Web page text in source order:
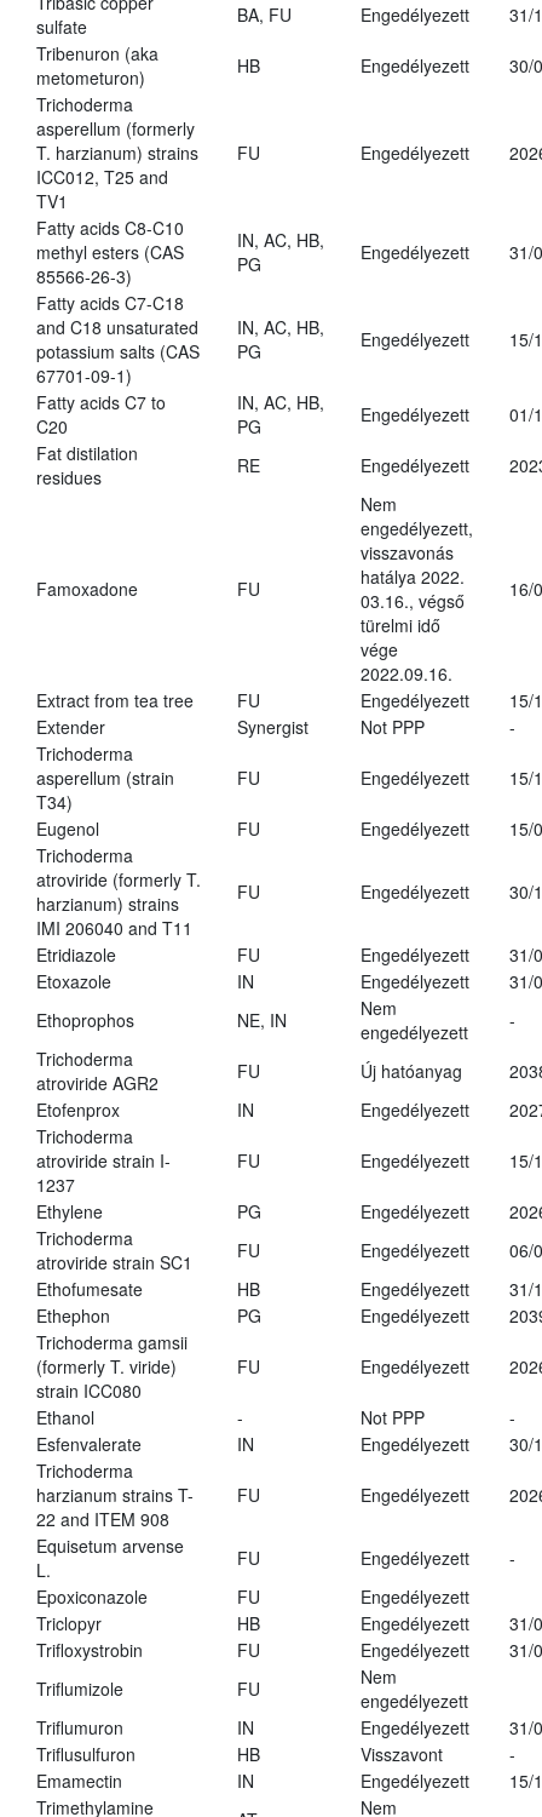
sulfate
BA, FU Engedélyezett
31/
Tribenuron (aka
metometuron)
HB Engedélyezett
30/
Trichoderma
asperellum (formerly
T. harzianum) strains
ICC012, T25 and
TV1
FU Engedélyezett
Fatty acids C8-C10
methyl esters (CAS
85566-26-3)
IN, AC, HB,
PG
Engedélyezett 31/
Fatty acids C7-C18
and C18 unsaturated
potassium salts (CAS
67701-09-1)
IN, AC, HB,
PG
Engedélyezett 15/
Fatty acids C7 to
C20
IN, AC, HB,
PG
Engedélyezett
01/
Fat distilation
residues
RE Engedélyezett
Famoxadone FU
Nem
engedélyezett,
visszavonás
hatálya 2022.
03.16., végső
türelmi idő
vége
2022.09.16.
16/
Extract from tea tree FU Engedélyezett
15/
Extender
Synergist Not PPP
-
Trichoderma
asperellum (strain
T34)
FU Engedélyezett 15/
Eugenol FU Engedélyezett
15/
Trichoderma
atroviride (formerly T.
harzianum) strains
IMI 206040 and T11
FU Engedélyezett 30/
Etridiazole FU Engedélyezett
31/
Etoxazole
IN Engedélyezett
31/
Ethoprophos
NE, IN
Nem
engedélyezett
-
Trichoderma
atroviride AGR2
FU Új hatóanyag
Etofenprox
IN Engedélyezett
Trichoderma
atroviride strain I-
1237
FU Engedélyezett 15/
Ethylene PG Engedélyezett
Trichoderma
atroviride strain SC1
FU Engedélyezett
06/
Ethofumesate
HB Engedélyezett
31/
Ethephon
PG Engedélyezett
Trichoderma gamsii
(formerly T. viride)
strain ICC080
FU Engedélyezett
Ethanol - Not PPP
-
Esfenvalerate
IN Engedélyezett
30/
Trichoderma
harzianum strains T-
22 and ITEM 908
FU Engedélyezett
Equisetum arvense
L.
FU Engedélyezett
-
Epoxiconazole
FU
Engedélyezett
Triclopyr
HB Engedélyezett
31/
Trifloxystrobin
FU Engedélyezett
31/
Triflumizole
FU
Nem
engedélyezett
Triflumuron
IN Engedélyezett
31/
Triflusulfuron
HB Visszavont
-
Emamectin
IN Engedélyezett
15/
Trimethylamine
Nem